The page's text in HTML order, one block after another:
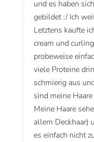
und es haben
gebildet :/ Ich
Letztens kaufte
cream und
probeweise
viele Proteine
schmierig aus
sind meine
Meine Haare
allem Deckhaar)
es einfach nicht